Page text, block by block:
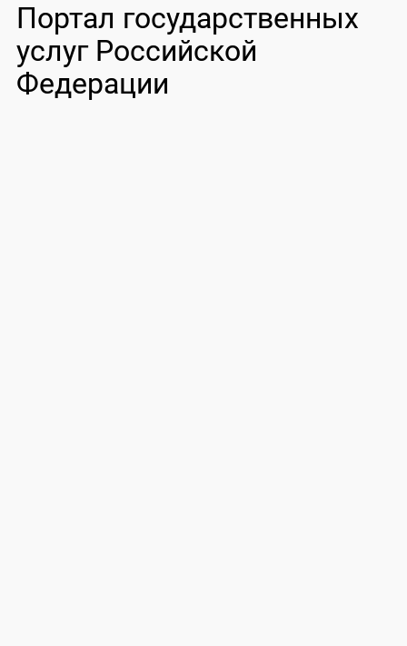
Портал государственных
услуг Российской
Федерации